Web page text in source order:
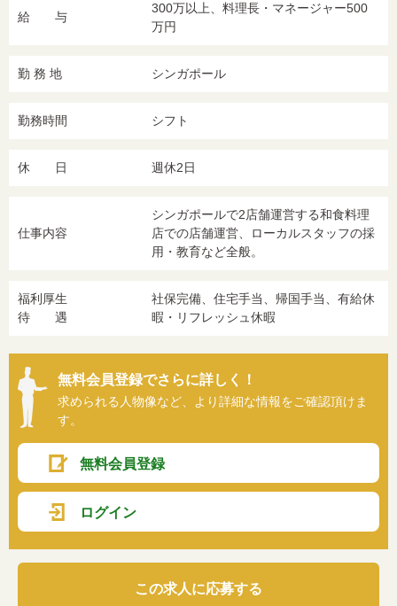
給 与
300万以上、料理長・マネージャー500
万円
勤 務 地 シンガポール
勤務時間 シフト
休 日 週休2日
仕事内容
シンガポールで2店舗運営する和食料理
店での店舗運営、ローカルスタッフの採
用・教育など全般。
福利厚生
待 遇
社保完備、住宅手当、帰国手当、有給休
暇・リフレッシュ休暇
無料会員登録でさらに詳しく！
求められる人物像など、より詳細な情報をご確認頂けま
す。
無料会員登録
ログイン
この求人に応募する